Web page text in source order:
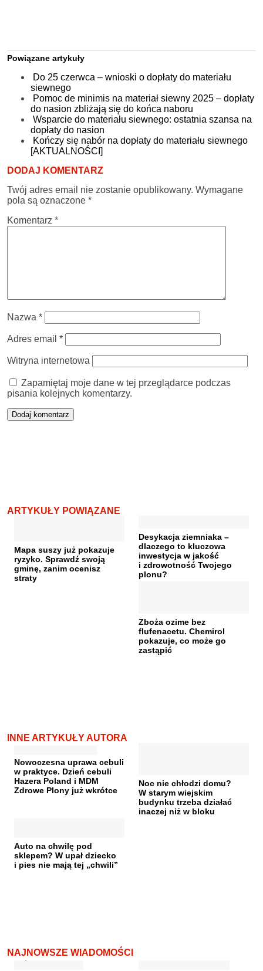
Powiązane artykuły
Do 25 czerwca – wnioski o dopłaty do materiału
siewnego
Pomoc de minimis na materiał siewny 2025 – dopłaty
do nasion zbliżają się do końca naboru
Wsparcie do materiału siewnego: ostatnia szansa na
dopłaty do nasion
Kończy się nabór na dopłaty do materiału siewnego
[AKTUALNOŚCI]
DODAJ KOMENTARZ
Twój adres email nie zostanie opublikowany. Wymagane
pola są oznaczone *
Komentarz *
Nazwa *
Adres email *
Witryna internetowa
Zapamiętaj moje dane w tej przeglądarce podczas
pisania kolejnych komentarzy.
ARTYKUŁY POWIĄZANE
Mapa suszy już pokazuje
ryzyko. Sprawdź swoją
gminę, zanim ocenisz
straty
Desykacja ziemniaka –
dlaczego to kluczowa
inwestycja w jakość
i zdrowotność Twojego
plonu?
Zboża ozime bez
flufenacetu. Chemirol
pokazuje, co może go
zastąpić
INNE ARTYKUŁY AUTORA
Nowoczesna uprawa cebuli
w praktyce. Dzień cebuli
Hazera Poland i MDM
Zdrowe Plony już wkrótce
Noc nie chłodzi domu?
W starym wiejskim
budynku trzeba działać
inaczej niż w bloku
Auto na chwilę pod
sklepem? W upał dziecko
i pies nie mają tej „chwili”
NAJNOWSZE WIADOMOŚCI